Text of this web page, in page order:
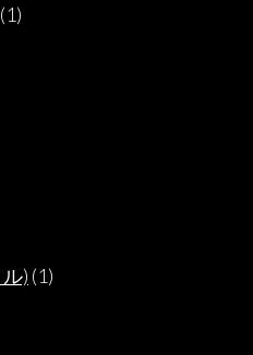
(1)
) (1)